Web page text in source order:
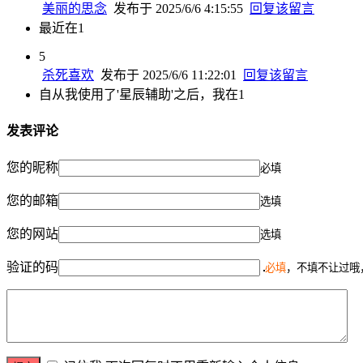
美丽的思念 发布于 2025/6/6 4:15:55 回复该留言
最近在1
5
杀死喜欢 发布于 2025/6/6 11:22:01
回复该留言
自从我使用了'星辰辅助'之后，我在1
发表评论
您的昵称 必填
您的邮箱 选填
您的网站 选填
验证的码 必填，不填不让过